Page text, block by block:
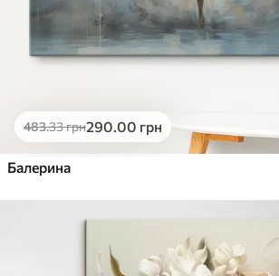
483.33грн290.00 грн
Балерина